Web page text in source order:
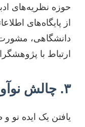
حوزه نظریه‌های
از پایگاه‌های
دانشگاهی،
ارتباط با
۳. چالش نوآوری
یافتن یک ایده نو